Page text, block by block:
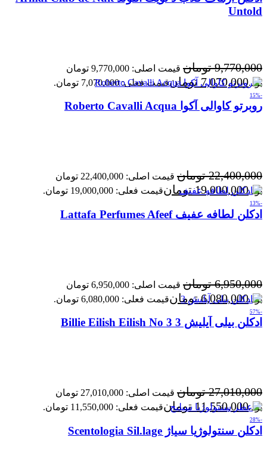
Untold
9,770,000 تومان
قیمت اصلی: 9,770,000 تومان
بود.7,070,000 تومانقیمت فعلی: 7,070,000 تومان.
-15%
روبرتو کاوالی آکوا Roberto Cavalli Acqua
22,400,000 تومان
قیمت اصلی: 22,400,000 تومان
بود.19,000,000 تومانقیمت فعلی: 19,000,000 تومان.
-13%
ادکلن لطافه عفیف Lattafa Perfumes Afeef
6,950,000 تومان
قیمت اصلی: 6,950,000 تومان
بود.6,080,000 تومانقیمت فعلی: 6,080,000 تومان.
-57%
ادکلن بیلی آیلیش 3 Billie Eilish Eilish No 3
27,010,000 تومان
قیمت اصلی: 27,010,000 تومان
بود.11,550,000 تومانقیمت فعلی: 11,550,000 تومان.
-28%
ادکلن سنتولوژیا سیاژ Scentologia Sil.lage